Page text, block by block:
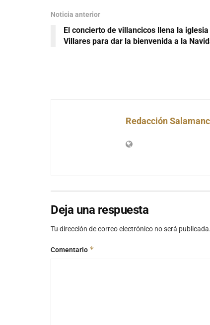
Noticia anterior
El concierto de villancicos llena la
Villares para dar la bienvenida a la
Redacción
Deja una respuesta
Tu dirección de correo electrónico no será publicada.
Comentario *